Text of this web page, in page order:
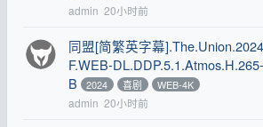
admin 20小时前
同盟[简繁英字幕
F.WEB-
B
2024 喜剧 WEB-4K
admin 20小时前